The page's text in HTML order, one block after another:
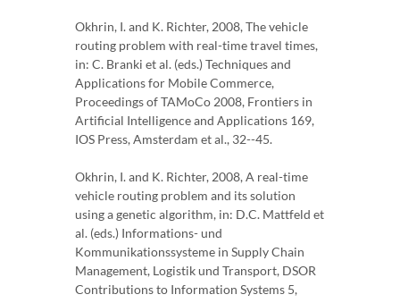
Okhrin, I. and K. Richter, 2008, The vehicle
routing problem with real-time travel times,
in: C. Branki et al. (eds.) Techniques and
Applications for Mobile Commerce,
Proceedings of TAMoCo 2008, Frontiers in
Artificial Intelligence and Applications 169,
IOS Press, Amsterdam et al., 32--45.
Okhrin, I. and K. Richter, 2008, A real-time
vehicle routing problem and its solution
using a genetic algorithm, in: D.C. Mattfeld et
al. (eds.) Informations- und
Kommunikationssysteme in Supply Chain
Management, Logistik und Transport, DSOR
Contributions to Information Systems 5,